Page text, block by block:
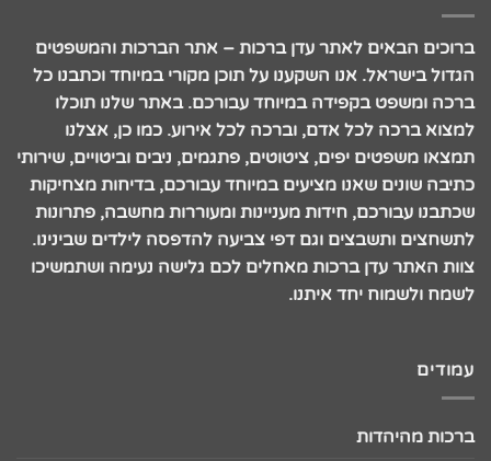
ברוכים הבאים לאתר עדן ברכות – אתר הברכות והמשפטים
הגדול בישראל. אנו השקענו על תוכן מקורי במיוחד וכתבנו כל
ברכה ומשפט בקפידה במיוחד עבורכם. באתר שלנו תוכלו
למצוא ברכה לכל אדם, וברכה לכל אירוע. כמו כן, אצלנו
תמצאו משפטים יפים, ציטוטים, פתגמים, ניבים וביטויים, שירותי
כתיבה שונים שאנו מציעים במיוחד עבורכם, בדיחות מצחיקות
שכתבנו עבורכם, חידות מעניינות ומעוררות מחשבה, פתרונות
לתשחצים ותשבצים וגם דפי צביעה להדפסה לילדים שבינינו.
צוות האתר עדן ברכות מאחלים לכם גלישה נעימה ושתמשיכו
לשמח ולשמוח יחד איתנו.
עמודים
ברכות מהיהדות